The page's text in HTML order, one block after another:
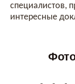
специалистов,
интересные